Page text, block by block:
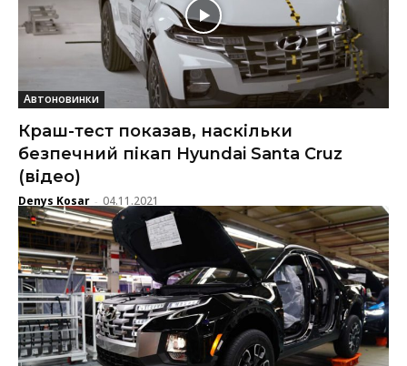
Автоновинки
Краш-тест показав, наскільки
безпечний пікап Hyundai Santa Cruz
(відео)
Denys Kosar - 04.11.2021